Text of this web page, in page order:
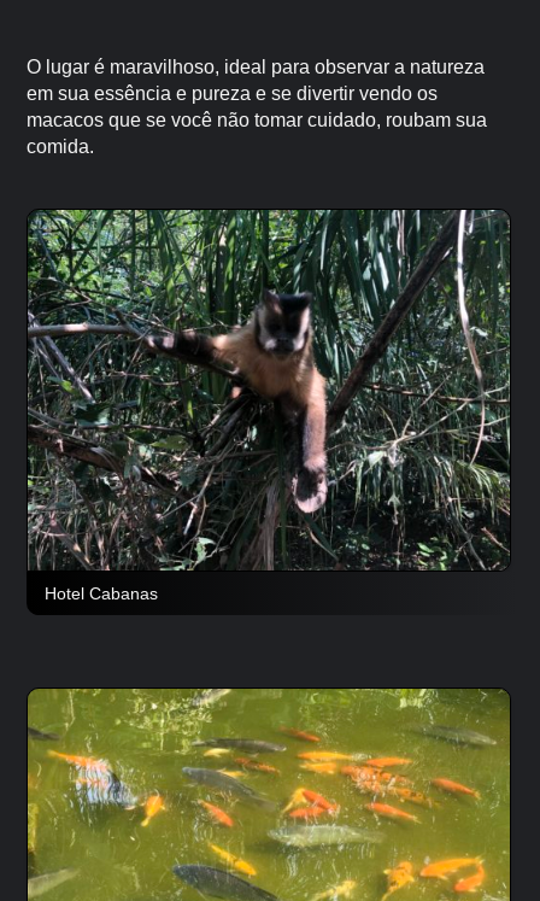
O lugar é maravilhoso, ideal para observar a natureza
em sua essência e pureza e se divertir vendo os
macacos que se você não tomar cuidado, roubam sua
comida.
Hotel Cabanas